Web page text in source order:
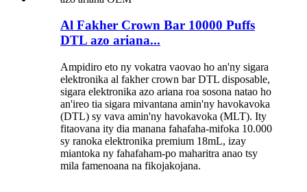
Al Fakher Crown Bar 10000 Puffs
DTL azo ariana...
Ampidiro eto ny vokatra vaovao ho an'ny sigara
elektronika al fakher crown bar DTL disposable,
sigara elektronika azo ariana roa sosona natao ho
an'ireo tia sigara mivantana amin'ny havokavoka
(DTL) sy vava amin'ny havokavoka (MLT). Ity
fitaovana ity dia manana fahafaha-mifoka 10.000
sy ranoka elektronika premium 18mL, izay
miantoka ny fahafaham-po maharitra anao tsy
mila famenoana na fikojakojana.